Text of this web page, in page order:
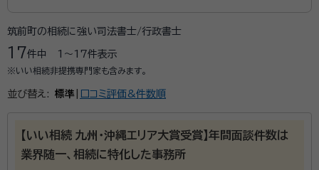
筑前町の相続に強い司法書士/行政書士
17件中 1〜17件表示
※いい相続非提携専門家も含みます。
並び替え: 標準 口コミ評価&件数順
【いい相続 九州・沖縄エリア大賞受賞】年間面談件数は
業界随一、相続に特化した事務所